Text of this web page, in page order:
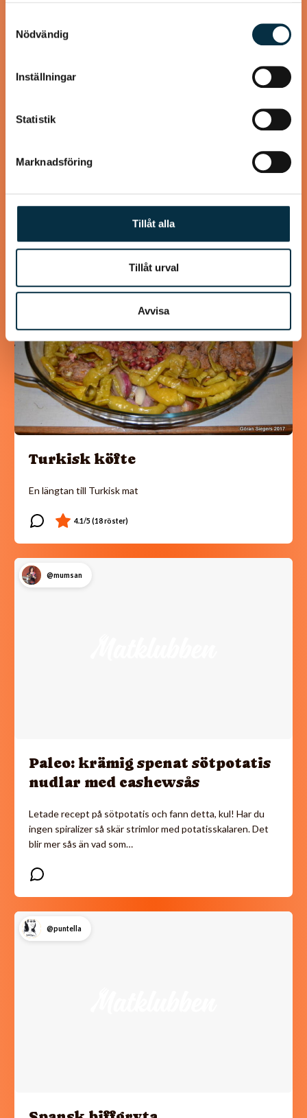
annons- och analysföretag som vi samarbetar med.
Dessa kan i sin tur kombinera informationen med annan
information som du har tillhandahållit eller som de har
samlat in när du har använt deras tjänster.
Nödvändig
Inställningar
Statistik
Marknadsföring
Tillåt alla
Tillåt urval
Avvisa
Köttfärskebab med hemmagjord
Supergott, nyttigt och enkelt! Jag använder laktosfri
Turkisk köfte
En längtan till Turkisk mat
@mumsan
Paleo: krämig spenat sötpotatis
nudlar med cashewsås
Letade recept på sötpotatis och fann detta, kul! Har du
ingen spiralizer så skär strimlor med potatisskalaren. Det
blir mer sås än vad som…
@puntella